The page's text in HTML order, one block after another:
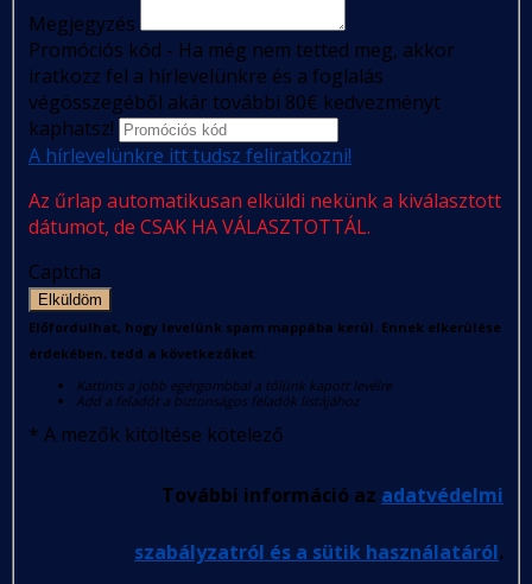
Megjegyzés
Promóciós kód - Ha még nem tetted meg, akkor
iratkozz fel a hírlevelünkre és a foglalás
végösszegéből akár további 80€ kedvezményt
kaphatsz!
A hírlevelünkre itt tudsz feliratkozni!
Az űrlap automatikusan elküldi nekünk a kiválasztott
dátumot, de CSAK HA VÁLASZTOTTÁL.
Captcha
Elküldöm
Előfordulhat, hogy levelünk spam mappába kerül. Ennek elkerülése
érdekében, tedd a következőket:
Kattints a jobb egérgombbal a tőlünk kapott levélre
Add a feladót a biztonságos feladók listájához
* A mezők kitöltése kötelező
További információ az adatvédelmi
szabályzatról és a sütik használatáról.